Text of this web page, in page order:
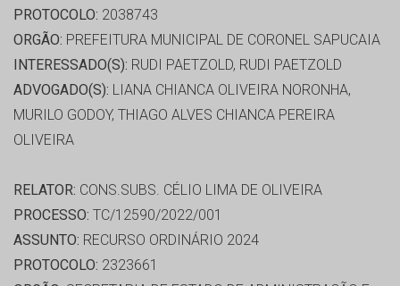
PROTOCOLO: 2038743
ORGÃO: PREFEITURA MUNICIPAL DE CORONEL SAPUCAIA
INTERESSADO(S): RUDI PAETZOLD, RUDI PAETZOLD
ADVOGADO(S): LIANA CHIANCA OLIVEIRA NORONHA,
MURILO GODOY, THIAGO ALVES CHIANCA PEREIRA
OLIVEIRA
RELATOR: CONS.SUBS. CÉLIO LIMA DE OLIVEIRA
PROCESSO: TC/12590/2022/001
ASSUNTO: RECURSO ORDINÁRIO 2024
PROTOCOLO: 2323661